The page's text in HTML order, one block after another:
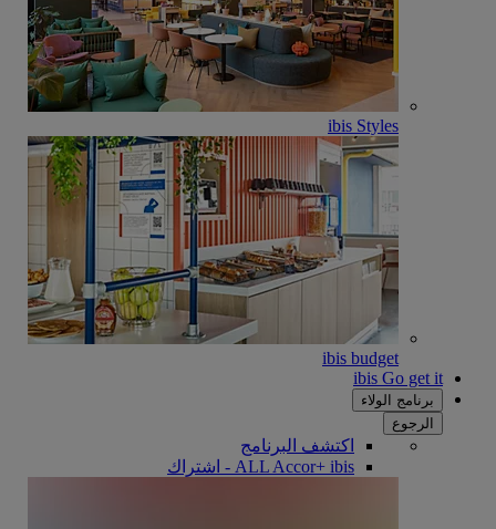
ibis Styles
ibis budget
ibis Go get it
برنامج الولاء
الرجوع
اكتشف البرنامج
ALL Accor+ ibis - اشتراك